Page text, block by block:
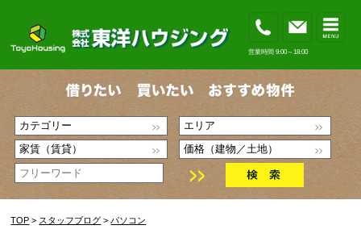
営業時間 9:00～18:00
TOP > スタッフブログ > パソコン